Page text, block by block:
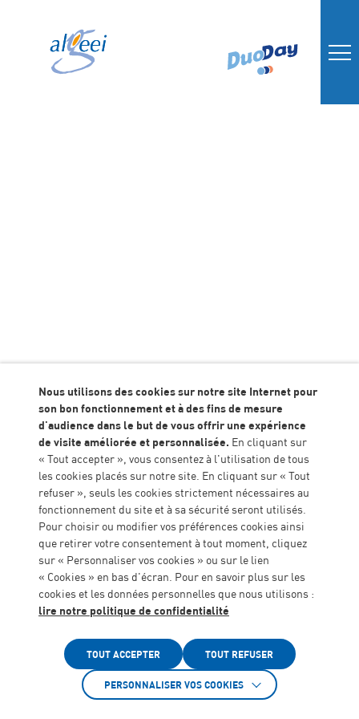
Accueil Actualités
L’IME Les Rives du Lot certifié
Cap’Handéo Autisme
L’IME Les Rives du Lot s’est engagé dans un
processus de certification Cap’Handéo, « Services et
établissements Autisme ». La certification répond à
des exigences bien définies par le référentiel en lien
avec les recommandations de bonnes pratiques de
l’Anesm (Agence Nationale de l’Evaluation et de la
qualité des établissements et services sociaux et
médico-sociaux) et l’HAS (Haute Autorité de Santé).
L’établissement s’est engagé avec l’objectif de
l’amélioration continue des accompagnements pour
les jeunes atteints de Troubles du Spectre de l’Autisme
(TSA) et leurs familles.
Après avoir suivi le processus des audits, la
certification a été accordée. Une belle valorisation
Nous utilisons des cookies sur notre site Internet pour
son bon fonctionnement et à des fins de mesure
d'audience dans le but de vous offrir une expérience
de visite améliorée et personnalisée. En cliquant sur
« Tout accepter », vous consentez à l'utilisation de tous
les cookies placés sur notre site. En cliquant sur « Tout
refuser », seuls les cookies strictement nécessaires au
fonctionnement du site et à sa sécurité seront utilisés.
Pour choisir ou modifier vos préférences cookies ainsi
que retirer votre consentement à tout moment, cliquez
sur « Personnaliser vos cookies » ou sur le lien
« Cookies » en bas d'écran. Pour en savoir plus sur les
cookies et les données personnelles que nous utilisons :
lire notre politique de confidentialité
TOUT ACCEPTER TOUT REFUSER
PERSONNALISER VOS COOKIES